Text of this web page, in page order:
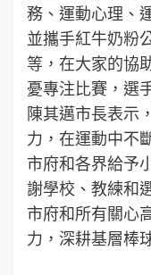
務、運動心理、
並攜手紅牛奶粉
等，在大家的協
憂專注比賽，選
陳其邁市長表示
力，在運動中不
市府和各界給予
謝學校、教練和
市府和所有關心
力，深耕基層棒